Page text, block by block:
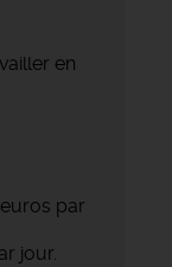
en
par
jour.